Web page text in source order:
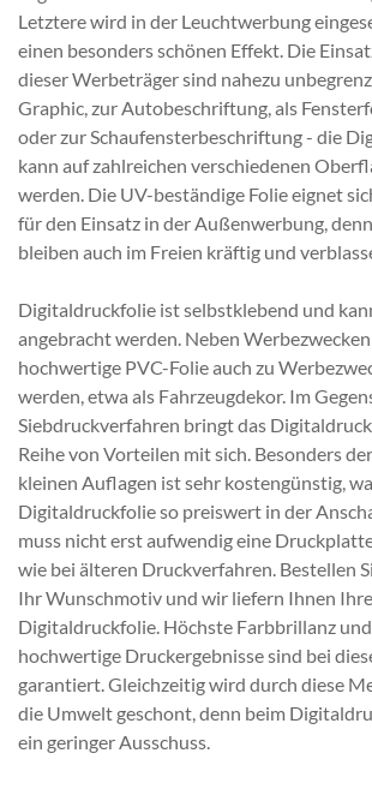
Letztere wird in der Leuchtwerbung
einen besonders schönen Effekt. Die
dieser Werbeträger sind nahezu
Graphic, zur Autobeschriftung, als
oder zur Schaufensterbeschriftung - die
kann auf zahlreichen verschiedenen
werden. Die UV-beständige Folie eignet
für den Einsatz in der Außenwerbung,
bleiben auch im Freien kräftig und
Digitaldruckfolie ist selbstklebend und
angebracht werden. Neben
hochwertige PVC-Folie auch zu
werden, etwa als Fahrzeugdekor. Im
Siebdruckverfahren bringt das
Reihe von Vorteilen mit sich. Besonders
kleinen Auflagen ist sehr kostengünstig,
Digitaldruckfolie so preiswert in der
muss nicht erst aufwendig eine
wie bei älteren Druckverfahren. Bestellen
Ihr Wunschmotiv und wir liefern Ihnen
Digitaldruckfolie. Höchste Farbbrillanz
hochwertige Druckergebnisse sind bei
garantiert. Gleichzeitig wird durch diese
die Umwelt geschont, denn beim
ein geringer Ausschuss.